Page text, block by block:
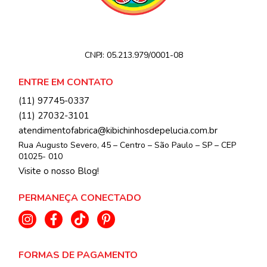
CNPJ: 05.213.979/0001-08
ENTRE EM CONTATO
(11) 97745-0337
(11) 27032-3101
atendimentofabrica@kibichinhosdepelucia.com.br
Rua Augusto Severo, 45 – Centro – São Paulo – SP – CEP
01025- 010
Visite o nosso Blog!
PERMANEÇA CONECTADO
FORMAS DE PAGAMENTO